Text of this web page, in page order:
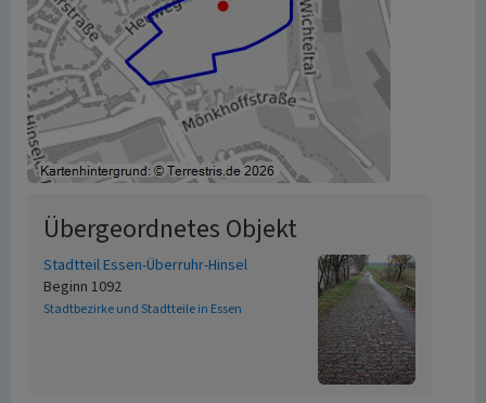
Übergeordnetes Objekt
Stadtteil Essen-Überruhr-Hinsel
Beginn 1092
Stadtbezirke und Stadtteile in Essen